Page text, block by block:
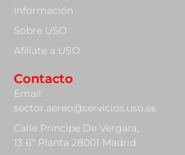
Información
Sobre USO
Afiliate a USO
Contacto
Email:
sector.aereo@servicios.uso.es
Calle Príncipe De Vergara,
13 6º Planta 28001 Madrid